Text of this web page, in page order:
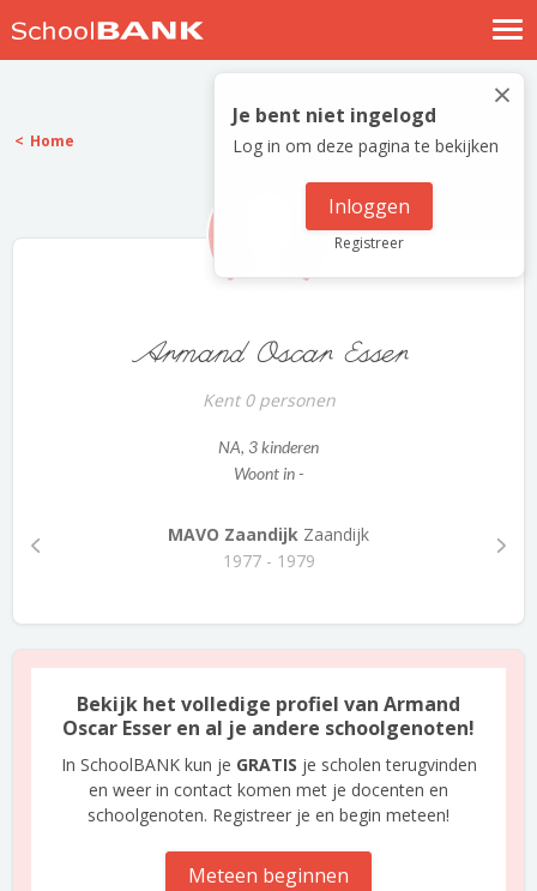
Nostalgische verhalen
Log in
Meld je gratis aan
×
Je bent niet ingelogd
Log in om deze pagina te bekijken
Inloggen
Registreer
Home
Armand Oscar Esser
Kent 0 personen
NA, 3 kinderen
Woont in -
MAVO Zaandijk Zaandijk
1977 - 1979
Bekijk het volledige profiel van Armand
Oscar Esser en al je andere schoolgenoten!
In SchoolBANK kun je GRATIS je scholen terugvinden
en weer in contact komen met je docenten en
schoolgenoten. Registreer je en begin meteen!
Meteen beginnen